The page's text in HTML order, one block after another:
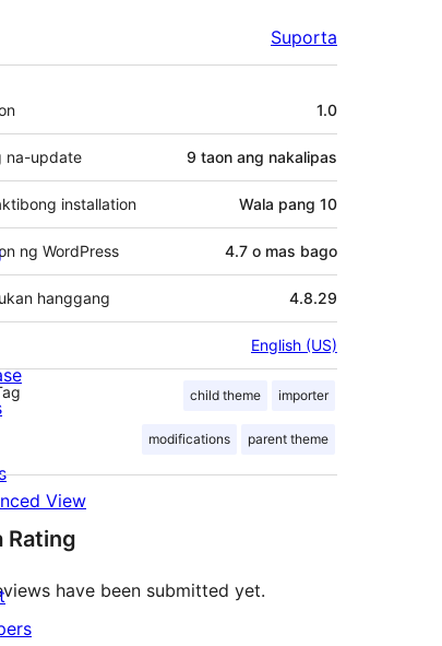
Suporta
1.0
na-update 9 taon ang nakalipas
installation Wala pang 10
ng WordPress 4.7 o mas bago
hanggang 4.8.29
English (US)
child theme importer
modifications parent theme
View
Rating
have been submitted yet.